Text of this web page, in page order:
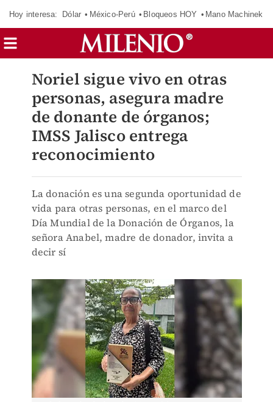
Hoy interesa: Dólar México-Perú Bloqueos HOY Mano Machinek
Noriel sigue vivo en otras
personas, asegura madre
de donante de órganos;
IMSS Jalisco entrega
reconocimiento
La donación es una segunda oportunidad de
vida para otras personas, en el marco del
Día Mundial de la Donación de Órganos, la
señora Anabel, madre de donador, invita a
decir sí